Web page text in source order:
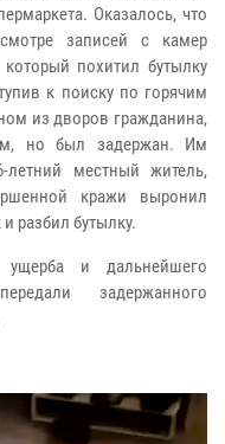
Оказалось, что
записей с камер
похитил бутылку
к поиску по горячим
из дворов гражданина,
но был задержан. Им
летний местный житель,
кражи выронил
разбил бутылку.
и дальнейшего
задержанного